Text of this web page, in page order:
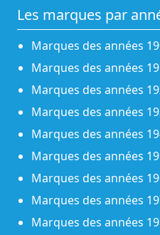
Les marques par
Marques des années
Marques des années
Marques des années
Marques des années
Marques des années
Marques des années
Marques des années
Marques des années
Marques des années